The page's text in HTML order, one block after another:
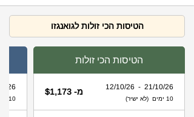
הטיסות הכי זולות לגואנגזו
הטיסות הכי זולות
21/10/26 - 12/10/26
10 ימים (לא ישיר)
מ- $1,173 12/10/26
10 ימים (לא ישיר)